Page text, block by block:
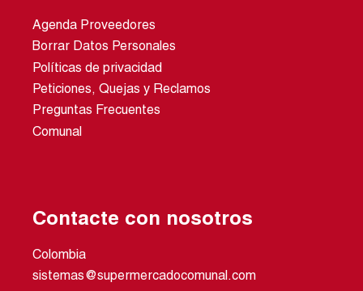
Agenda Proveedores
Borrar Datos Personales
Políticas de privacidad
Peticiones, Quejas y Reclamos
Preguntas Frecuentes
Comunal
Contacte con nosotros
Colombia
sistemas@supermercadocomunal.com